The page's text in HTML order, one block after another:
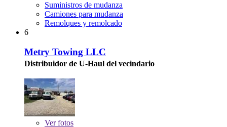
Suministros de mudanza
Camiones para mudanza
Remolques y remolcado
6
Metry Towing LLC
Distribuidor de U-Haul del vecindario
Verfotos